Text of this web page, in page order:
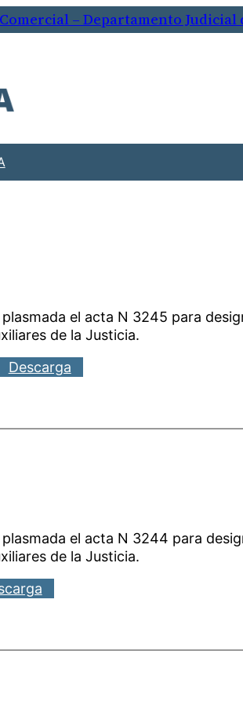
– Departamento Judicial
el acta N 3245 para
de la Justicia.
Descarga
el acta N 3244 para
de la Justicia.